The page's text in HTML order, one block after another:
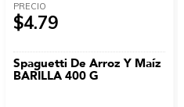
PRECIO
$4.79
Spaguetti De Arroz Y Maíz
BARILLA 400 G